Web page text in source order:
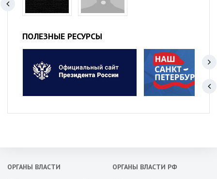
ПОЛЕЗНЫЕ РЕСУРСЫ
ОРГАНЫ ВЛАСТИ ОРГАНЫ ВЛАСТИ РФ